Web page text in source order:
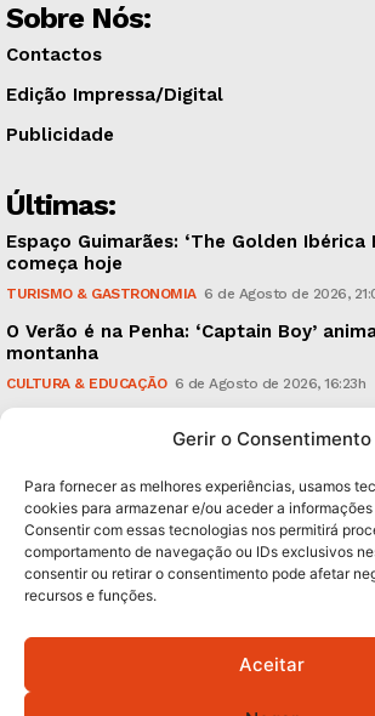
Gerir o Consentimento
Para fornecer as melhores experiências, usamos
cookies para armazenar e/ou aceder a
Consentir com essas tecnologias nos permitirá
comportamento de navegação ou IDs exclusivos
consentir ou retirar o consentimento pode afetar
recursos e funções.
Aceitar
Sobre Nós:
Contactos
Edição Impressa/Digital
Publicidade
Últimas:
Espaço Guimarães: ‘The Golden Ibérica
começa hoje
TURISMO & GASTRONOMIA 6 de Agosto de 2026,
O Verão é na Penha: ‘Captain Boy’
montanha
CULTURA & EDUCAÇÃO 6 de Agosto de 2026, 16:23h
em causa”, garante Ricardo Araújo
Subscreva Newsletter:
QUERO ADERIR